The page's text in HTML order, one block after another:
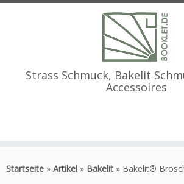
Inhalt
Strass Schmuck, Bakelit
Accessoires
Startseite » Artikel » Bakelit » Bakelit®